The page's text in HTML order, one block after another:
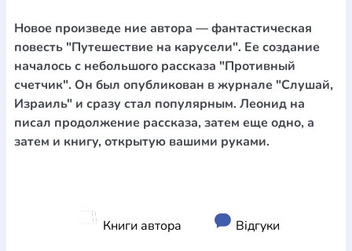
Новое произведе ние автора — фантастическая
повесть "Путешествие на карусели". Ее создание
началось с небольшого рассказа "Противный
счетчик". Он был опубликован в журнале "Слушай,
Израиль" и сразу стал популярным. Леонид на
писал продолжение рассказа, затем еще одно, а
затем и книгу, открытую вашими руками.
Книги автора Відгуки